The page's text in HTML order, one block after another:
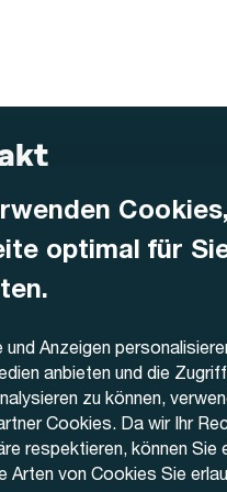
optimal für
und Anzeigen
anbieten und die
zu können,
Cookies. Da wir Ihr
respektieren, können Sie
Arten von Cookies Sie
48
37 22